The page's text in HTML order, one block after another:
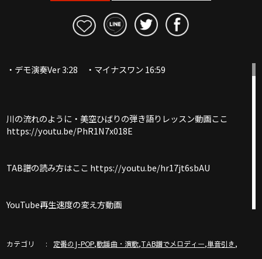
・デモ演奏Ver 3:28 ・マイナスワン 16:59
川の流れのように・美空ひばりの弾き語りレッスン動画ここ
https://youtu.be/PhR1N7x018E
TAB譜の読み方はここ https://youtu.be/hr17jt6sbAU
YouTube再生速度の変え方動画
カテゴリ 定番のJ-POP,歌謡曲・演歌,TAB譜でメロディー,単音引き,